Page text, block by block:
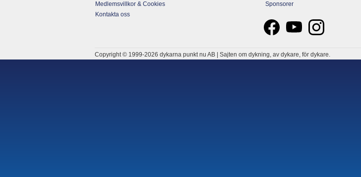
Medlemsvillkor & Cookies
Kontakta oss
Sponsorer
Copyright © 1999-2026 dykarna punkt nu AB | Sajten om dykning, av dykare, för dykare.